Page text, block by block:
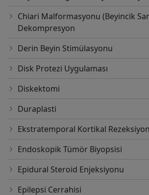
Chiari Malformasyonu (Beyincik
Dekompresyon
Derin Beyin Stimülasyonu
Disk Protezi Uygulaması
Diskektomi
Duraplasti
Ekstratemporal Kortikal Rezeksiyon
Endoskopik Tümör Biyopsisi
Epidural Steroid Enjeksiyonu
Epilepsi Cerrahisi